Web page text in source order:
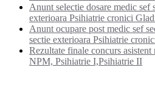
Anunt selectie dosare medic sef
exterioara Psihiatrie cronici
Anunt ocupare post medic sef
sectie exterioara Psihiatrie
Rezultate finale concurs
NPM, Psihiatrie I,Psihiatrie II